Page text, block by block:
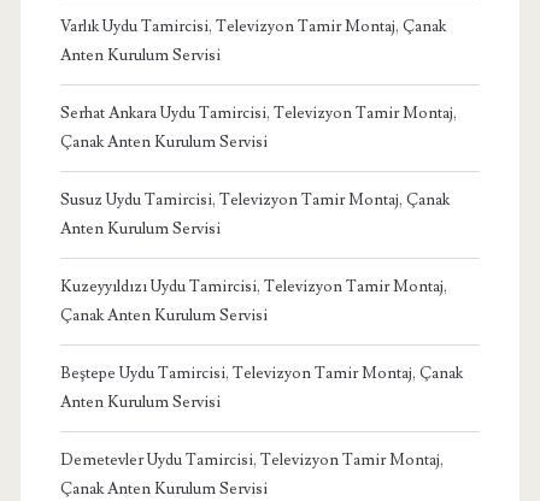
Varlık Uydu Tamircisi, Televizyon Tamir Montaj, Çanak
Anten Kurulum Servisi
Serhat Ankara Uydu Tamircisi, Televizyon Tamir Montaj,
Çanak Anten Kurulum Servisi
Susuz Uydu Tamircisi, Televizyon Tamir Montaj, Çanak
Anten Kurulum Servisi
Kuzeyyıldızı Uydu Tamircisi, Televizyon Tamir Montaj,
Çanak Anten Kurulum Servisi
Beştepe Uydu Tamircisi, Televizyon Tamir Montaj, Çanak
Anten Kurulum Servisi
Demetevler Uydu Tamircisi, Televizyon Tamir Montaj,
Çanak Anten Kurulum Servisi